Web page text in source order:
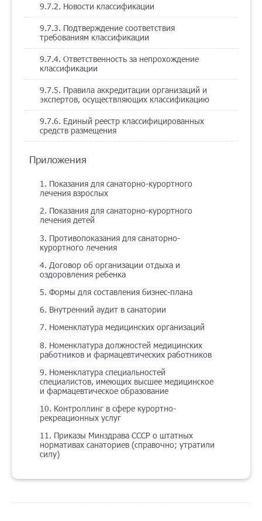
9.7.2. Новости классификации
9.7.3. Подтверждение соответствия
требованиям классификации
9.7.4. Ответственность за непрохождение
классификации
9.7.5. Правила аккредитации организаций и
экспертов, осуществляющих классификацию
9.7.6. Единый реестр классифицированных
средств размещения
Приложения
1. Показания для санаторно-курортного
лечения взрослых
2. Показания для санаторно-курортного
лечения детей
3. Противопоказания для санаторно-
курортного лечения
4. Договор об организации отдыха и
оздоровления ребенка
5. Формы для составления бизнес-плана
6. Внутренний аудит в санатории
7. Номенклатура медицинских организаций
8. Номенклатура должностей медицинских
работников и фармацевтических работников
9. Номенклатура специальностей
специалистов, имеющих высшее медицинское
и фармацевтическое образование
10. Контроллинг в сфере курортно-
рекреационных услуг
11. Приказы Минздрава СССР о штатных
нормативах санаториев (справочно; утратили
силу)